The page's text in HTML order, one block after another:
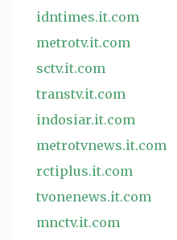
idntimes.it.com
metrotv.it.com
sctv.it.com
transtv.it.com
indosiar.it.com
metrotvnews.it.com
rctiplus.it.com
tvonenews.it.com
mnctv.it.com